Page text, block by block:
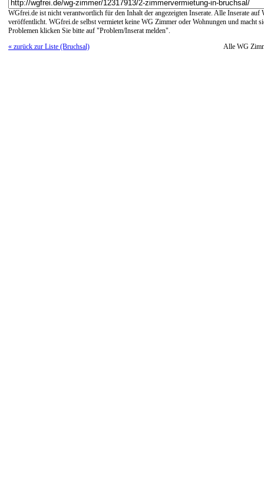
WGfrei.de ist nicht verantwortlich für den Inhalt der angezeigten Inserate. Alle Inserate
veröffentlicht. WGfrei.de selbst vermietet keine WG Zimmer oder Wohnungen und macht
Problemen klicken Sie bitte auf "Problem/Inserat melden".
« zurück zur Liste (Bruchsal)
Alle WG